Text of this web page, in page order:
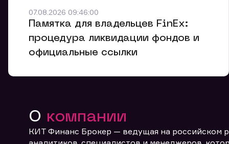
07.08.2026 09:46:00
Памятка для владельцев FinEx:
процедура ликвидации фондов и
официальные ссылки
О компании
КИТ Финанс Брокер — ведущая на российском
Ваше